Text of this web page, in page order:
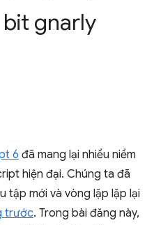
gnarly
6 đã mang lại nhiều niềm
hiện đại. Chúng ta đã
tập mới và vòng lặp lặp lại
trước. Trong bài đăng này,